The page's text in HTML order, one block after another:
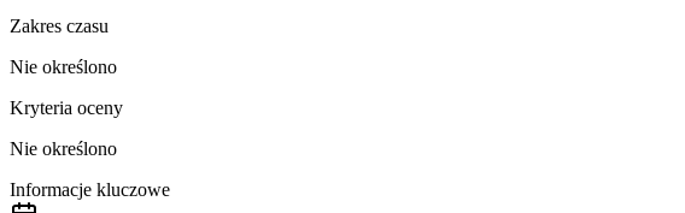
Zakres czasu
Nie określono
Kryteria oceny
Nie określono
Informacje kluczowe